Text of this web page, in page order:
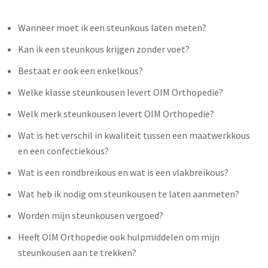
Wanneer moet ik een steunkous laten meten?
Kan ik een steunkous krijgen zonder voet?
Bestaat er ook een enkelkous?
Welke klasse steunkousen levert OIM Orthopedie?
Welk merk steunkousen levert OIM Orthopedie?
Wat is het verschil in kwaliteit tussen een maatwerkkous
en een confectiekous?
Wat is een rondbreikous en wat is een vlakbreikous?
Wat heb ik nodig om steunkousen te laten aanmeten?
Worden mijn steunkousen vergoed?
Heeft OIM Orthopedie ook hulpmiddelen om mijn
steunkousen aan te trekken?